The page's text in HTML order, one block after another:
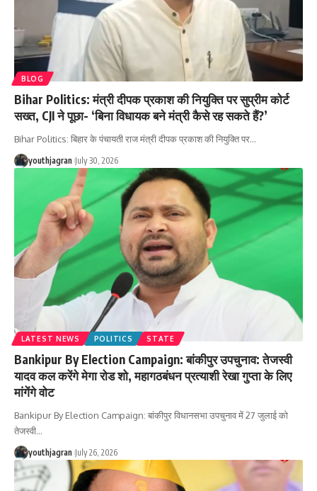
BLOG
Bihar Politics: मंत्री दीपक प्रकाश की नियुक्ति पर सुप्रीम कोर्ट
सख्त, CJI ने पूछा- ‘बिना विधायक बने मंत्री कैसे रह सकते हैं?’
Bihar Politics: बिहार के पंचायती राज मंत्री दीपक प्रकाश की नियुक्ति पर…
youthjagran July 30, 2026
LATEST NEWS POLITICS STATE
Bankipur By Election Campaign: बांकीपुर उपचुनाव: तेजस्वी
यादव कल करेंगे मेगा रोड शो, महागठबंधन प्रत्याशी रेखा गुप्ता के लिए
मांगेंगे वोट
Bankipur By Election Campaign: बांकीपुर विधानसभा उपचुनाव में 27 जुलाई को
तेजस्वी…
youthjagran July 26, 2026